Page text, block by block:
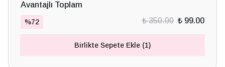
Avantajlı Toplam
%72 ₺ 350.00 ₺ 99.00
Birlikte Sepete Ekle (1)